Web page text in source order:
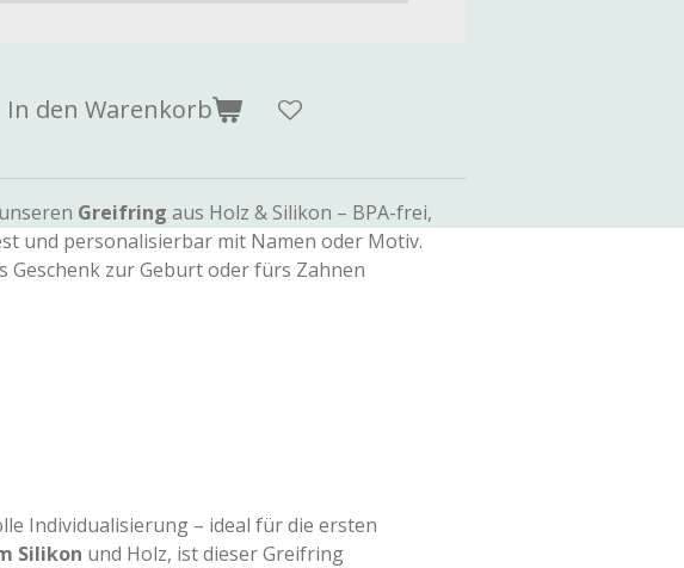
In den Warenkorb
Greifring aus Holz & Silikon – BPA-frei,
und personalisierbar mit Namen oder Motiv.
Geschenk zur Geburt oder fürs Zahnen
Individualisierung – ideal für die ersten
Silikon und Holz, ist dieser Greifring